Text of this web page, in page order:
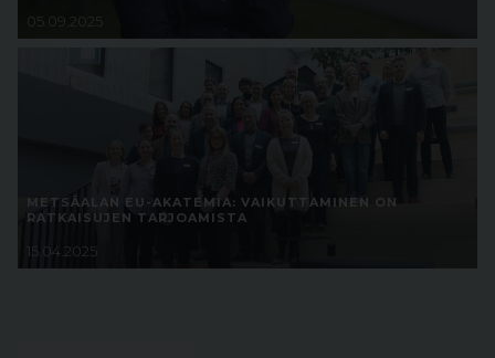
05.09.2025
METSÄALAN EU-AKATEMIA: VAIKUTTAMINEN ON
RATKAISUJEN TARJOAMISTA
15.04.2025